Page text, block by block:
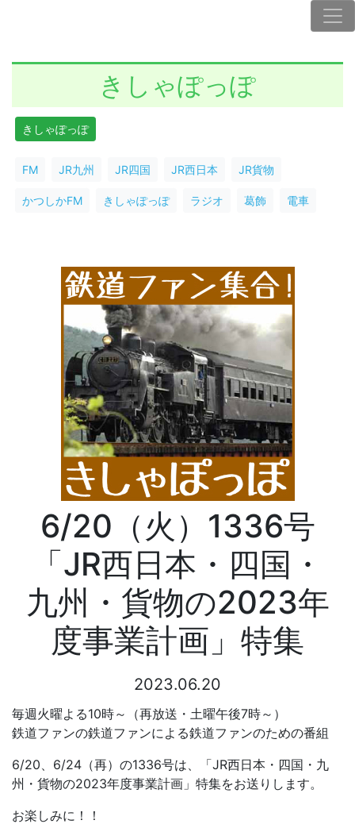
きしゃぽっぽ
きしゃぽっぽ
FM JR九州 JR四国 JR西日本 JR貨物
かつしかFM きしゃぽっぽ ラジオ 葛飾 電車
6/20（火）1336号
「JR西日本・四国・
九州・貨物の2023年
度事業計画」特集
2023.06.20
毎週火曜よる10時～（再放送・土曜午後7時～）
鉄道ファンの鉄道ファンによる鉄道ファンのための番組
6/20、6/24（再）の1336号は、「JR西日本・四国・九
州・貨物の2023年度事業計画」特集をお送りします。
お楽しみに！！